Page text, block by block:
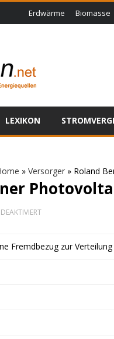
Erdwärme Biomasse
LEXIKON
» Versorger » Roland
FÜR
EINER
Fremdbezug zur Verteilung